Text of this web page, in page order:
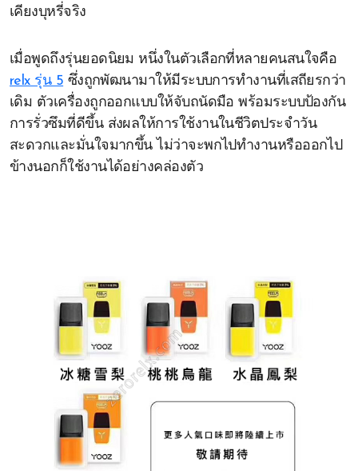
เคียงบุหรี่จริง
เมื่อพูดถึงรุ่นยอดนิยม หนึ่งในตัวเลือกที่หลายคนสนใจคือ
relx รุ่น 5 ซึ่งถูกพัฒนามาให้มีระบบการทำงานที่เสถียรกว่า
เดิม ตัวเครื่องถูกออกแบบให้จับถนัดมือ พร้อมระบบป้องกัน
การรั่วซึมที่ดีขึ้น ส่งผลให้การใช้งานในชีวิตประจำวัน
สะดวกและมั่นใจมากขึ้น ไม่ว่าจะพกไปทำงานหรือออกไป
ข้างนอกก็ใช้งานได้อย่างคล่องตัว